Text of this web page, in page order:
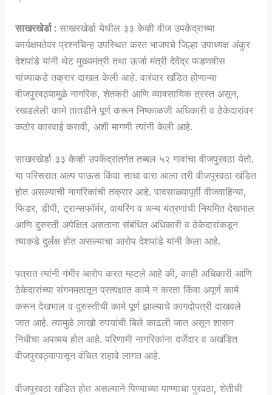
साखरखेर्डा : साखरखेर्डा येथील ३३ केव्ही वीज उपकेंद्राच्या
कार्यक्षमतेवर प्रश्नचिन्ह उपस्थित करत भाजपचे जिल्हा उपाध्यक्ष अंकुर
देशपांडे यांनी थेट मुख्यमंत्री तथा ऊर्जा मंत्री देवेंद्र फडणवीस
यांच्याकडे तक्रार दाखल केली आहे. वारंवार खंडित होणाऱ्या
वीजपुरवठ्यामुळे नागरिक, शेतकरी आणि व्यावसायिक त्रस्त असून,
रखडलेली कामे तातडीने पूर्ण करून निष्काळजी अधिकारी व ठेकेदारांवर
कठोर कारवाई करावी, अशी मागणी त्यांनी केली आहे.
साखरखेर्डा ३३ केव्ही उपकेंद्रांतर्गत तब्बल ५२ गावांचा वीजपुरवठा येतो.
या परिसरात अल्प पाऊस किंवा साधा वारा आला तरी वीजपुरवठा खंडित
होत असल्याची नागरिकांची तक्रार आहे. पावसाळ्यापूर्वी वीजवाहिन्या,
फिडर, डीपी, ट्रान्सफॉर्मर, वायरिंग व अन्य यंत्रणांची नियमित देखभाल
आणि दुरुस्ती अपेक्षित असताना संबंधित अधिकारी व ठेकेदारांकडून
त्याकडे दुर्लक्ष होत असल्याचा आरोप देशपांडे यांनी केला आहे.
पत्रात त्यांनी गंभीर आरोप करत म्हटले आहे की, काही अधिकारी आणि
ठेकेदारांच्या संगनमतातून प्रत्यक्षात कामे न करता किंवा अपूर्ण कामे
करून देखभाल व दुरुस्तीची कामे पूर्ण झाल्याचे कागदोपत्री दाखवले
जात आहे. त्यामुळे लाखो रुपयांची बिले काढली जात असून शासन
निधीचा अपव्यय होत आहे. परिणामी नागरिकांना दर्जेदार व अखंडित
वीजपुरवठ्यापासून वंचित राहावे लागत आहे.
वीजपुरवठा खंडित होत असल्याने पिण्याच्या पाण्याचा पुरवठा, शेतीची